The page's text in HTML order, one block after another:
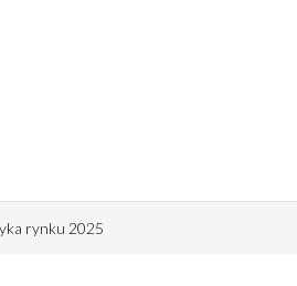
rynku 2025